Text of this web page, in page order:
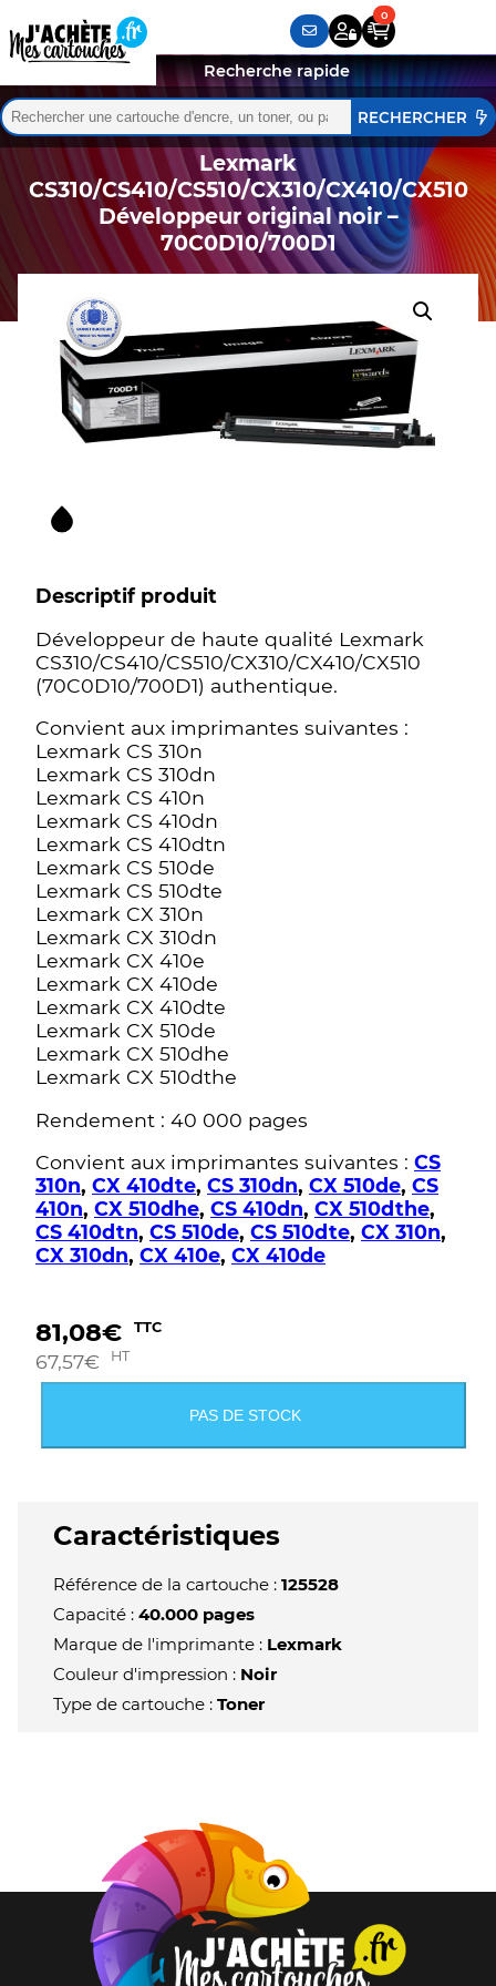
Rechercher :
Quand les résultats de l'auto-complétion sont
Recherche rapide
Lexmark
CS310/CS410/CS510/CX310/CX410/CX510
Développeur original noir –
70C0D10/700D1
Descriptif produit
Développeur de haute qualité Lexmark
CS310/CS410/CS510/CX310/CX410/CX510
(70C0D10/700D1) authentique.
Convient aux imprimantes suivantes :
Lexmark CS 310n
Lexmark CS 310dn
Lexmark CS 410n
Lexmark CS 410dn
Lexmark CS 410dtn
Lexmark CS 510de
Lexmark CS 510dte
Lexmark CX 310n
Lexmark CX 310dn
Lexmark CX 410e
Lexmark CX 410de
Lexmark CX 410dte
Lexmark CX 510de
Lexmark CX 510dhe
Lexmark CX 510dthe
Rendement : 40 000 pages
Convient aux imprimantes suivantes : CS
310n, CX 410dte, CS 310dn, CX 510de, CS
410n, CX 510dhe, CS 410dn, CX 510dthe,
CS 410dtn, CS 510de, CS 510dte, CX 310n,
CX 310dn, CX 410e, CX 410de
81,08€ TTC
67,57€ HT
PAS DE STOCK
Caractéristiques
Référence de la cartouche : 125528
Capacité : 40.000 pages
Marque de l'imprimante : Lexmark
Couleur d'impression : Noir
Type de cartouche : Toner